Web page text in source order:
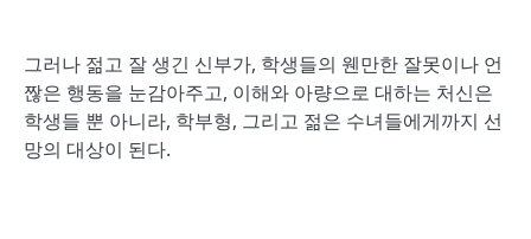
그러나 젊고 잘 생긴 신부가, 학생들의 웬만한 잘못이나 언
짢은 행동을 눈감아주고, 이해와 아량으로 대하는 처신은
학생들 뿐 아니라, 학부형, 그리고 젊은 수녀들에게까지 선
망의 대상이 된다.